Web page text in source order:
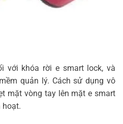
với khóa rời e smart lock, và
quản lý. Cách sử dụng vô
mặt vòng tay lên mặt e smart
hoạt.